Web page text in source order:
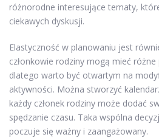
różnorodne interesujące tematy,
ciekawych dyskusji.
Elastyczność w planowaniu jest
członkowie rodziny mogą mieć
dlatego warto być otwartym na
aktywności. Można stworzyć
każdy członek rodziny może dodać
spędzanie czasu. Taka wspólna
poczuje się ważny i zaangażowany.